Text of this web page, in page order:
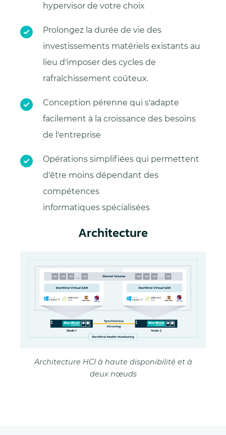
hypervisor de votre choix
Prolongez la durée de vie des
investissements matériels existants au
lieu d'imposer des cycles de
rafraîchissement coûteux.
Conception pérenne qui s'adapte
facilement à la croissance des besoins
de l'entreprise
Opérations simplifiées qui permettent
d'être moins dépendant des
compétences
informatiques spécialisées
Architecture
Architecture HCI à haute disponibilité et à
deux nœuds